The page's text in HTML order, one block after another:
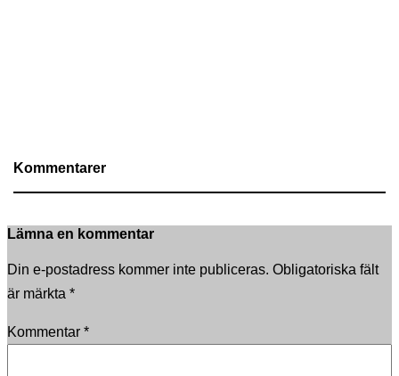
Kommentarer
Lämna en kommentar
Din e-postadress kommer inte publiceras. Obligatoriska fält
är märkta *
Kommentar *